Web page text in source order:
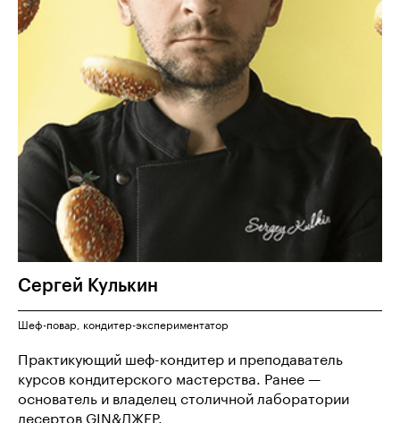
Сергей Кулькин
Шеф-повар, кондитер-экспериментатор
Практикующий шеф-кондитер и преподаватель
курсов кондитерского мастерства. Ранее —
основатель и владелец столичной лаборатории
десертов GIN&ДЖЕР.